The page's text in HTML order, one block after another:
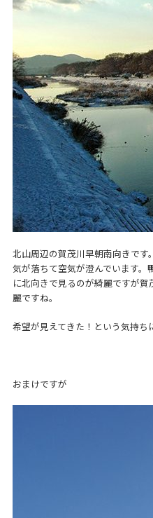
北山周辺の賀茂川早朝南向きで
気が落ちて空気が澄んでいます
に北向きで見るのが綺麗ですが
麗ですね。
希望が見えてきた！という気持ち
おまけですが